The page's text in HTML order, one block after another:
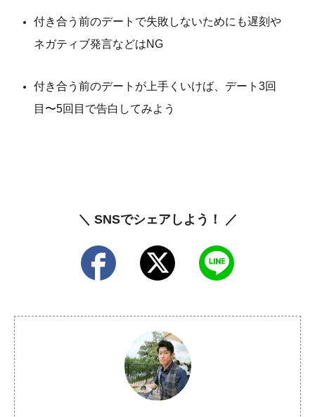
付き合う前のデートで失敗しないためにも遅刻や
ネガティブ発言などはNG
付き合う前のデートが上手くいけば、デート3回
目〜5回目で告白してみよう
＼ SNSでシェアしよう！ ／